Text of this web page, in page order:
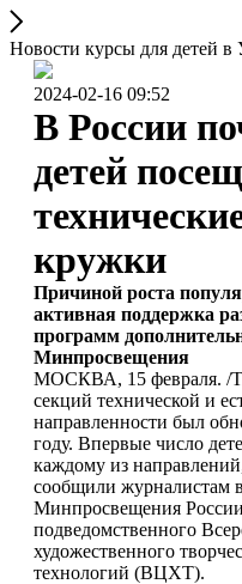
Новости курсы для детей в
2024-02-16 09:52
В России
детей
кружки
Причиной роста
активная поддержка
программ
Минпросвещения
МОСКВА, 15 февраля. /
секций технической и
направленности был
году. Впервые число
каждому из
сообщили журналистам
Минпросвещения
подведомственного
художественного
технологий (ВЦХТ).